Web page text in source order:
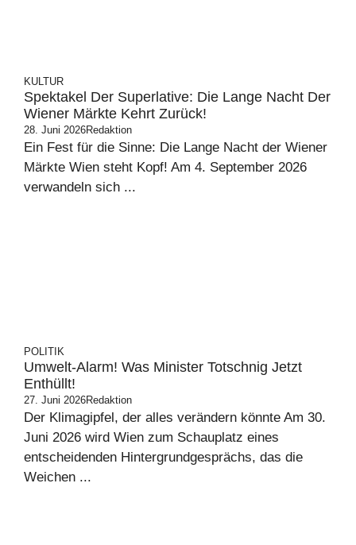
KULTUR
Spektakel Der Superlative: Die Lange Nacht Der
Wiener Märkte Kehrt Zurück!
28. Juni 2026Redaktion
Ein Fest für die Sinne: Die Lange Nacht der Wiener
Märkte Wien steht Kopf! Am 4. September 2026
verwandeln sich ...
POLITIK
Umwelt-Alarm! Was Minister Totschnig Jetzt
Enthüllt!
27. Juni 2026Redaktion
Der Klimagipfel, der alles verändern könnte Am 30.
Juni 2026 wird Wien zum Schauplatz eines
entscheidenden Hintergrundgesprächs, das die
Weichen ...